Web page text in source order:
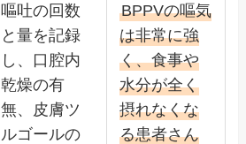
嘔吐の回数
と量を記録
し、口腔内
乾燥の有
無、皮膚ツ
ルゴールの
BPPVの嘔気
は非常に強
く、食事や
水分が全く
摂れなくな
る患者さん